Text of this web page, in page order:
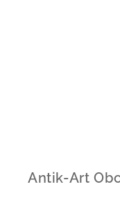
Antik-Art